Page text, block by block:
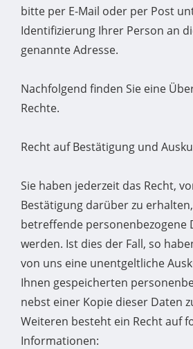
bitte per E-Mail oder per Post
Identifizierung Ihrer Person an
genannte Adresse.
Nachfolgend finden Sie eine
Rechte.
Recht auf Bestätigung und
Sie haben jederzeit das Recht,
Bestätigung darüber zu
betreffende personenbezogene
werden. Ist dies der Fall, so
von uns eine unentgeltliche
Ihnen gespeicherten
nebst einer Kopie dieser Daten
Weiteren besteht ein Recht auf
Informationen: